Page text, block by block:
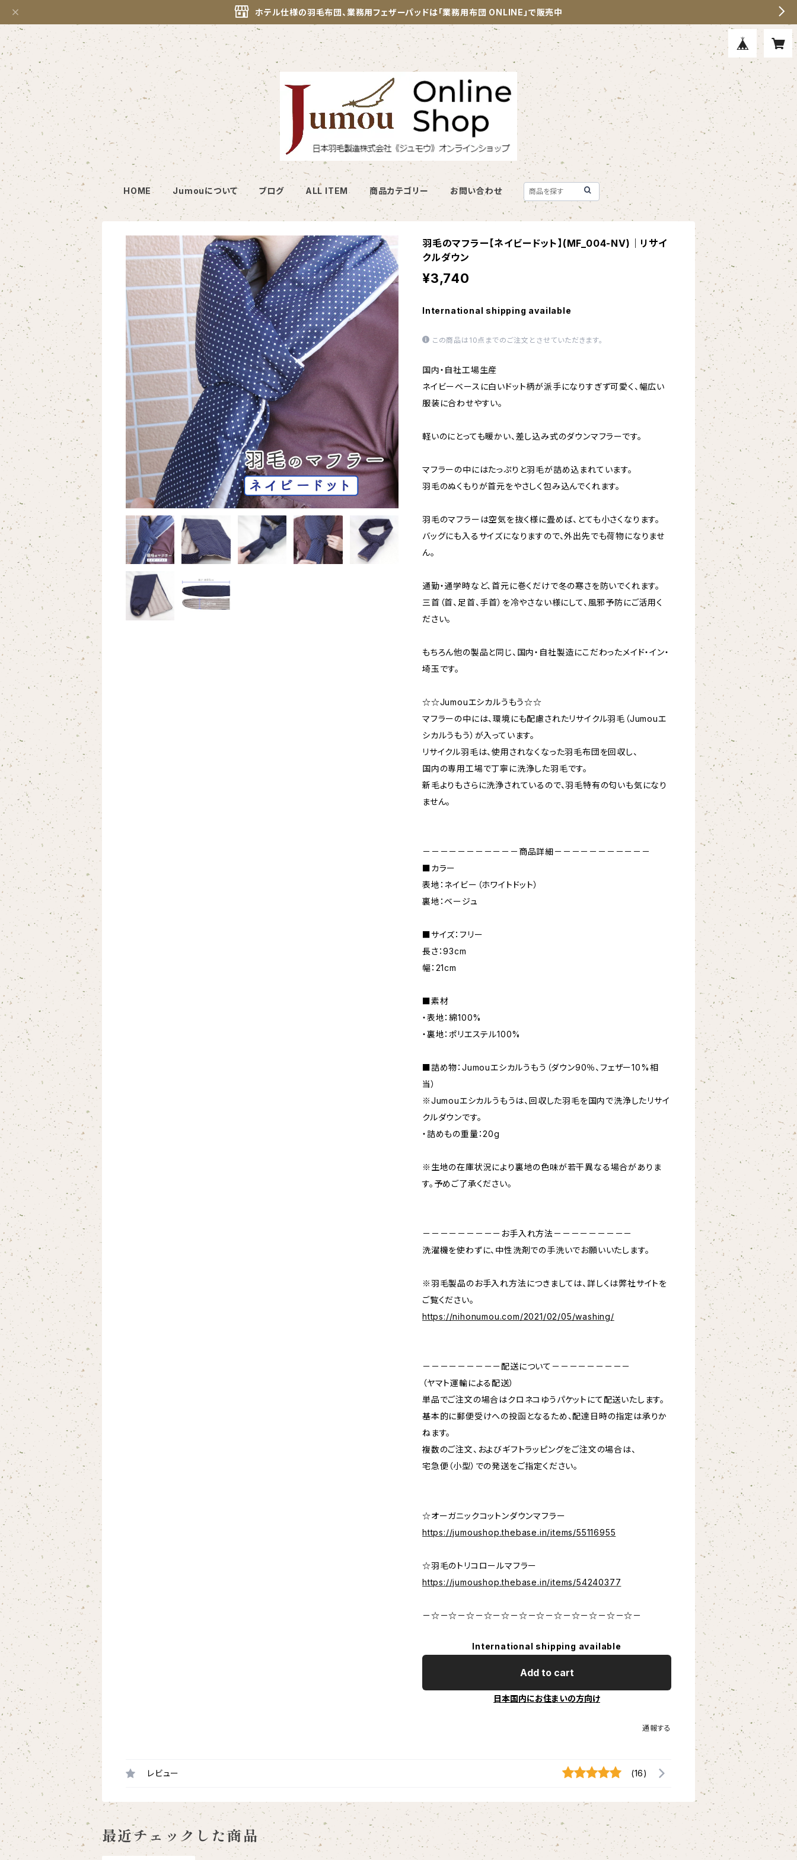
ホテル仕様の羽毛布団、業務用フェザーパッドは「業務用布団 ONLINE」で販売中
HOME Jumouについて ブログ ALL ITEM 商品カテゴリー お問い合わせ
羽毛のマフラー【ネイビードット】(MF_004-NV)｜リサイ
クルダウン
¥3,740
International shipping available
この商品は10点までのご注文とさせていただきます。
国内・自社工場生産
ネイビーベースに白いドット柄が派手になりすぎず可愛く、幅広い
服装に合わせやすい。
軽いのにとっても暖かい、差し込み式のダウンマフラーです。
マフラーの中にはたっぷりと羽毛が詰め込まれています。
羽毛のぬくもりが首元をやさしく包み込んでくれます。
羽毛のマフラーは空気を抜く様に畳めば、とても小さくなります。
バッグにも入るサイズになりますので、外出先でも荷物になりませ
ん。
通勤・通学時など、首元に巻くだけで冬の寒さを防いでくれます。
三首（首、足首、手首）を冷やさない様にして、風邪予防にご活用く
ださい。
もちろん他の製品と同じ、国内・自社製造にこだわったメイド・イン・
埼玉です。
☆☆Jumouエシカルうもう☆☆
マフラーの中には、環境にも配慮されたリサイクル羽毛（Jumouエ
シカルうもう）が入っています。
リサイクル羽毛は、使用されなくなった羽毛布団を回収し、
国内の専用工場で丁寧に洗浄した羽毛です。
新毛よりもさらに洗浄されているので、羽毛特有の匂いも気になり
ません。
－－－－－－－－－－－商品詳細－－－－－－－－－－－
■カラー
表地：ネイビー（ホワイトドット）
裏地：ベージュ
■サイズ：フリー
長さ：93cm
幅：21cm
■素材
・表地：綿100%
・裏地：ポリエステル100%
■詰め物：Jumouエシカルうもう（ダウン90％、フェザー10%相
当）
※Jumouエシカルうもうは、回収した羽毛を国内で洗浄したリサイ
クルダウンです。
・詰めもの重量：20g
※生地の在庫状況により裏地の色味が若干異なる場合がありま
す。予めご了承ください。
－－－－－－－－－お手入れ方法－－－－－－－－－
洗濯機を使わずに、中性洗剤での手洗いでお願いいたします。
※羽毛製品のお手入れ方法につきましては、詳しくは弊社サイトを
ご覧ください。
https://nihonumou.com/2021/02/05/washing/
－－－－－－－－－配送について－－－－－－－－－
（ヤマト運輸による配送）
単品でご注文の場合はクロネコゆうパケットにて配送いたします。
基本的に郵便受けへの投函となるため、配達日時の指定は承りか
ねます。
複数のご注文、およびギフトラッピングをご注文の場合は、
宅急便（小型）での発送をご指定ください。
☆オーガニックコットンダウンマフラー
https://jumoushop.thebase.in/items/55116955
☆羽毛のトリコロールマフラー
https://jumoushop.thebase.in/items/54240377
－☆－☆－☆－☆－☆－☆－☆－☆－☆－☆－☆－☆－
International shipping available
Add to cart
日本国内にお住まいの方向け
通報する
レビュー (16)
最近チェックした商品